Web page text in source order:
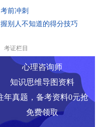
前冲刺
别人不知道的得分技巧
证栏目
心理咨询师
知识思维导图资料
年真题，备考资料0元抢
免费领取